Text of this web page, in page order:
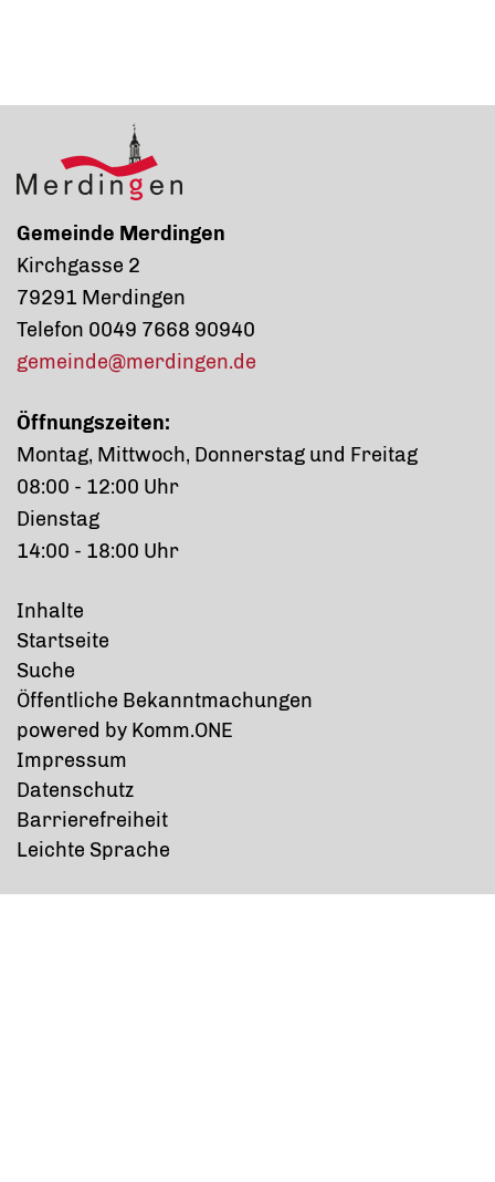
Gemeinde Merdingen
Kirchgasse 2
79291 Merdingen
Telefon 0049 7668 90940
gemeinde@merdingen.de
Öffnungszeiten:
Montag, Mittwoch, Donnerstag und Freitag
08:00 - 12:00 Uhr
Dienstag
14:00 - 18:00 Uhr
Inhalte
Startseite
Suche
Öffentliche Bekanntmachungen
powered by Komm.ONE
Impressum
Datenschutz
Barrierefreiheit
Leichte Sprache